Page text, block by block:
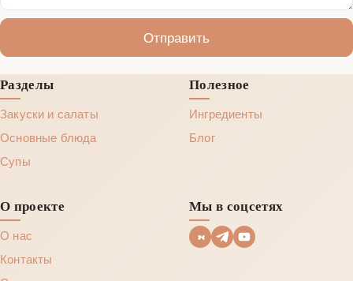
Отправить
Разделы
Закуски и салаты
Основные блюда
Супы
Полезное
Ингредиенты
Блог
О проекте
О нас
Контакты
Мы в соцсетях